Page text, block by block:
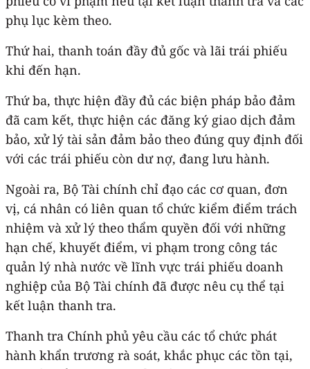
phụ lục kèm theo.
Thứ hai, thanh toán đầy đủ gốc và lãi trái phiếu
khi đến hạn.
Thứ ba, thực hiện đầy đủ các biện pháp bảo đảm
đã cam kết, thực hiện các đăng ký giao dịch đảm
bảo, xử lý tài sản đảm bảo theo đúng quy định đối
với các trái phiếu còn dư nợ, đang lưu hành.
Ngoài ra, Bộ Tài chính chỉ đạo các cơ quan, đơn
vị, cá nhân có liên quan tổ chức kiểm điểm trách
nhiệm và xử lý theo thẩm quyền đối với những
hạn chế, khuyết điểm, vi phạm trong công tác
quản lý nhà nước về lĩnh vực trái phiếu doanh
nghiệp của Bộ Tài chính đã được nêu cụ thể tại
kết luận thanh tra.
Thanh tra Chính phủ yêu cầu các tổ chức phát
hành khẩn trương rà soát, khắc phục các tồn tại,